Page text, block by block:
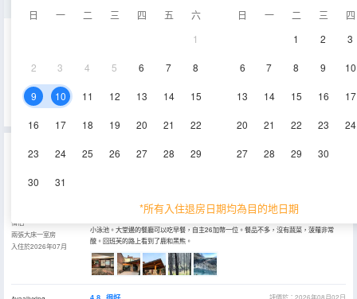
日 一 二 三 四 五
六
1
2 3 4 5 6 7 8
9 10 11 12 13 14 15
16 17 18 19 20 21 22
23 24 25 26 27 28 29
30 31
日 一 二 三
四
1
2 3
6 7 8 9 10
13 14 15 16 17
20 21 22 23 24
27 28 29 30
*所有入住退房日期均為目的地日期
32.6㎡ 淋浴
傑士伯城堡酒店的真實住客評論(70)
情侶
兩張大床一室房
入住於2026年07月
評價於：2026年08月03日
小泳池。大堂邊的餐廳可以吃早餐，自主26加幣一位。餐品不多，沒有蔬菜，菠蘿非常
酸。回班芙的路上看到了鹿和黑熊。
評價於：2026年08月02日